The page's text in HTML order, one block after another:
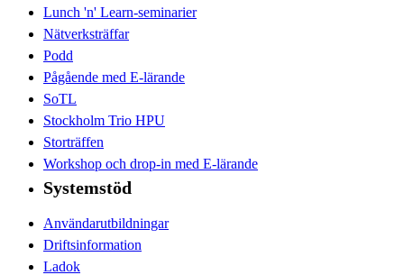
Lunch 'n' Learn-seminarier
Nätverksträffar
Podd
Pågående med E-lärande
SoTL
Stockholm Trio HPU
Storträffen
Workshop och drop-in med E-lärande
Systemstöd
Användarutbildningar
Driftsinformation
Ladok